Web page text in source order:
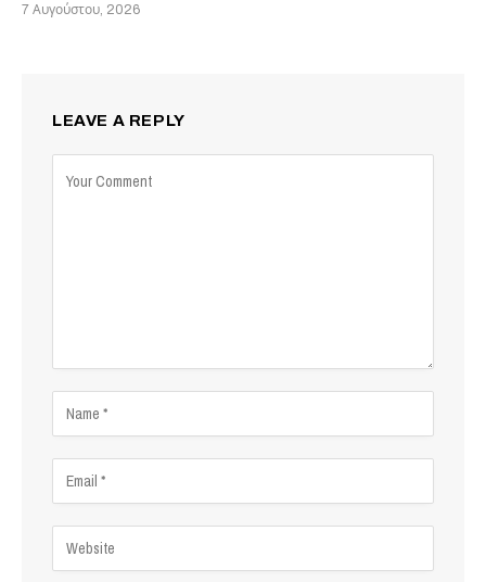
7 Αυγούστου, 2026
LEAVE A REPLY